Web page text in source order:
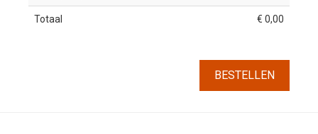
Totaal € 0,00
BESTELLEN